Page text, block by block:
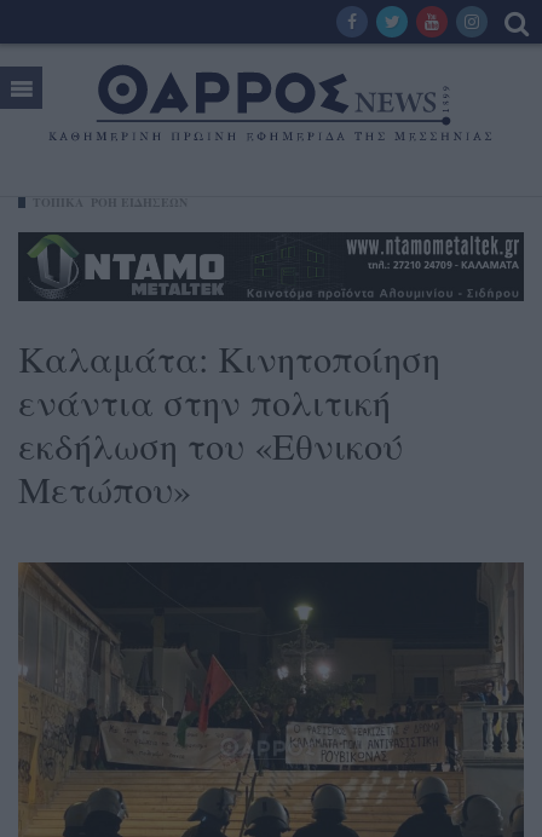
Καλαμάτα: Κινητοποίηση
ενάντια στην πολιτική
εκδήλωση του «Εθνικού
Μετώπου»